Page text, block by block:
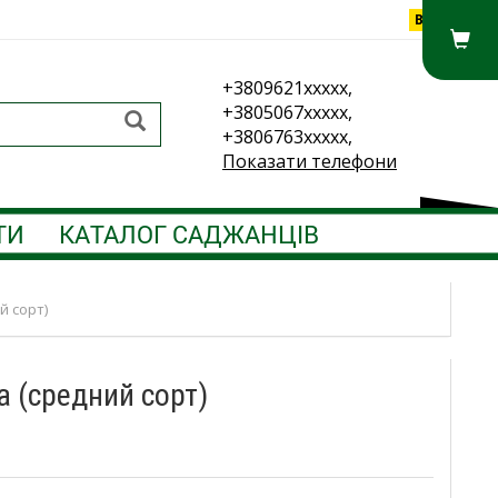
Вхід
+3809621xxxxx,
+3805067xxxxx,
+3806763xxxxx,
Показати телефони
КАТАЛОГ САДЖАНЦІВ
сорт)
(средний сорт)